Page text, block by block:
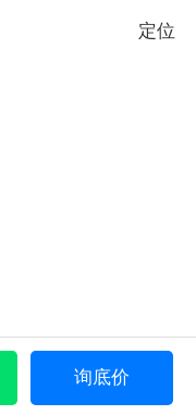
定位
询底价